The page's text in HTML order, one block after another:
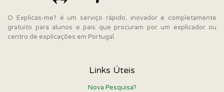
O Explicas-me? é um serviço rápido, inovador e completamente
gratuito para alunos e pais que procuram por um explicador ou
centro de explicações em Portugal.
Links Úteis
Nova Pesquisa?